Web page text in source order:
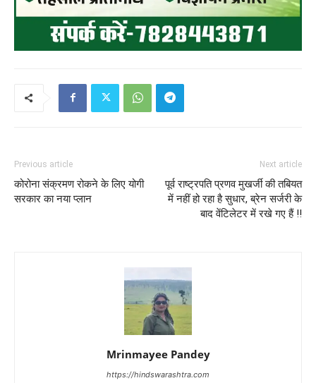
Previous article
कोरोना संक्रमण रोकने के लिए योगी
सरकार का नया प्लान
Next article
पूर्व राष्ट्रपति प्रणव मुखर्जी की तबियत
में नहीं हो रहा है सुधार, ब्रेन सर्जरी के
बाद वेंटिलेटर में रखे गए हैं !!
Mrinmayee Pandey
https://hindswarashtra.com